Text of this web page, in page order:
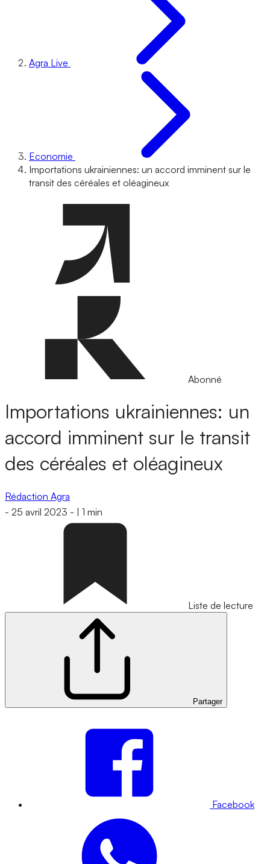
Agra Live
Economie
Importations ukrainiennes: un accord imminent sur le
transit des céréales et oléagineux
Abonné
Importations ukrainiennes: un
accord imminent sur le transit
des céréales et oléagineux
Rédaction Agra
- 25 avril 2023 - 1 min
Liste de lecture
Partager
Facebook